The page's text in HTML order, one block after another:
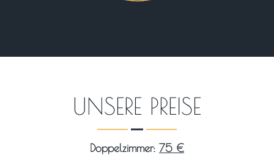
UNSERE PREISE
Doppelzimmer: 75 €